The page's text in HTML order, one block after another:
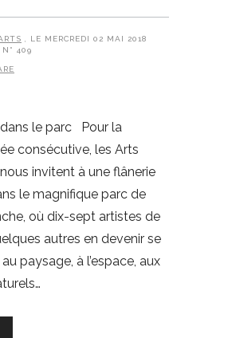
, LE MERCREDI 02 MAI 2018
409
dans le parc Pour la
consécutive, les Arts
invitent à une flânerie
le magnifique parc de
où dix-sept artistes de
autres en devenir se
paysage, à l’espace, aux